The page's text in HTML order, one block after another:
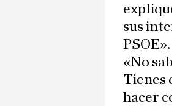
sus
PSOE».
«No
Tienes
hacer